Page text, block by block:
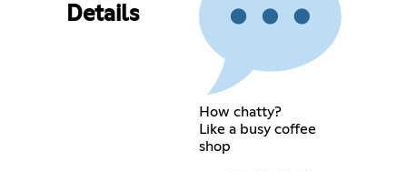
Details
How chatty?
Like a busy coffee
shop